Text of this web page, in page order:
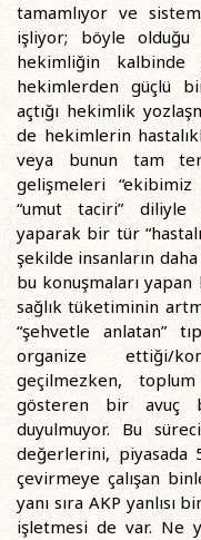
tamamlıyor ve
işliyor; böyle
hekimliğin kalbinde
hekimlerden güçlü
açtığı hekimlik
de hekimlerin
veya bunun tam
gelişmeleri “ekibimiz
“umut taciri” diliyle
yaparak bir tür
şekilde insanların
bu konuşmaları yapan
sağlık tüketiminin
“şehvetle anlatan”
organize ettiği/
geçilmezken, toplum
gösteren bir avuç
duyulmuyor. Bu
değerlerini, piyasada
çevirmeye çalışan
yanı sıra AKP
işletmesi de var. Ne